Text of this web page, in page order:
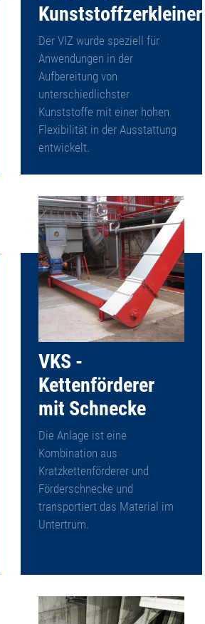
Kunststoffzerkleinerer
Der VIZ wurde speziell für
Anwendungen in der
Aufbereitung von
unterschiedlichster
Kunststoffe mit einer hohen
Flexibilität in der Ausstattung
entwickelt.
VKS -
Kettenförderer
mit Schnecke
Die Anlage ist eine
Kombination aus
Kratzkettenförderer und
Förderschnecke und
transportiert das Material im
Untertrum.